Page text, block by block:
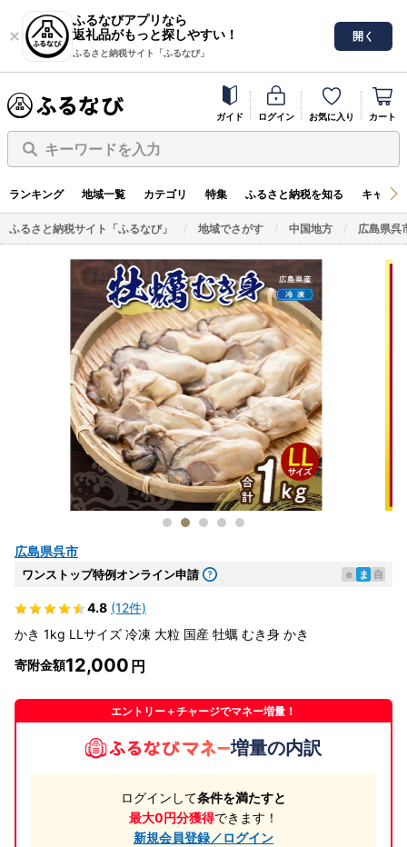
ふるなびアプリなら
返礼品がもっと探しやすい！
ふるさと納税サイト「ふるなび」
開く
ガイド ログイン お気に入り カート
キーワードを入力
ランキング 地域一覧 カテゴリ 特集 ふるさと納税を知る キャン
ふるさと納税サイト「ふるなび」 地域でさがす 中国地方 広島県呉
広島県呉市
ワンストップ特例オンライン申請 e ま 自
4.8 (12件)
かき 1kg LLサイズ 冷凍 大粒 国産 牡蠣 むき身 かき
寄附金額12,000
エントリー＋チャージでマネー増量！
増量の内訳
ログインして条件を満たすと
最大0円分獲得できます！
新規会員登録／ログイン